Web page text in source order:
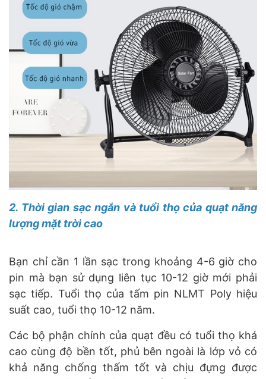
2. Thời gian sạc ngắn và tuổi thọ của quạt năng
lượng mặt trời cao
Bạn chỉ cần 1 lần sạc trong khoảng 4-6 giờ cho
pin mà bạn sử dụng liên tục 10-12 giờ mới phải
sạc tiếp. Tuổi thọ của tấm pin NLMT Poly hiệu
suất cao, tuổi thọ 10-12 năm.
Các bộ phận chính của quạt đều có tuổi thọ khá
cao cùng độ bền tốt, phủ bên ngoài là lớp vỏ có
khả năng chống thấm tốt và chịu đựng được